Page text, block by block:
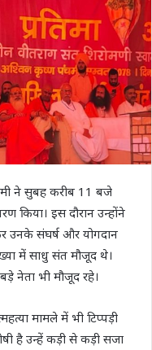
ने सुबह करीब 11 बजे
किया। इस दौरान उन्होंने
उनके संघर्ष और योगदान
में साधु संत मौजूद थे।
नेता भी मौजूद रहे।
मामले में भी टिप्पड़ी
है उन्हें कड़ी से कड़ी सजा